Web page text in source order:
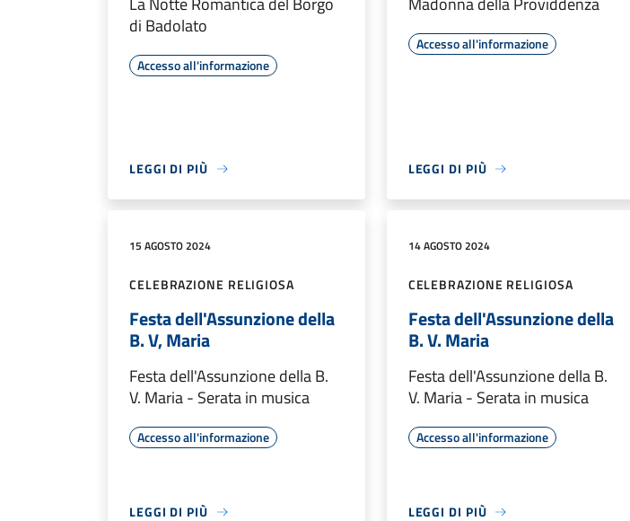
di Badolato
Accesso all'informazione
LEGGI DI PIÙ
Accesso all'informazione
LEGGI DI PIÙ
15 AGOSTO 2024
CELEBRAZIONE RELIGIOSA
Festa dell'Assunzione della
B. V, Maria
Festa dell'Assunzione della B.
V. Maria - Serata in musica
Accesso all'informazione
LEGGI DI PIÙ
14 AGOSTO 2024
CELEBRAZIONE RELIGIOSA
Festa dell'Assunzione della
B. V. Maria
Festa dell'Assunzione della B.
V. Maria - Serata in musica
Accesso all'informazione
LEGGI DI PIÙ